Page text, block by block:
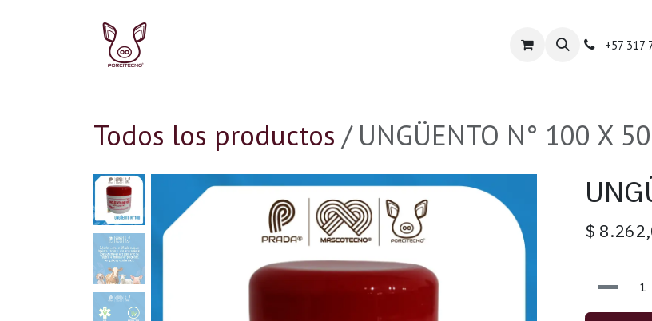
Ir al contenido
Tienda Especializada+57 317
Todos los productos UNGÜENTO N° 100 X
$